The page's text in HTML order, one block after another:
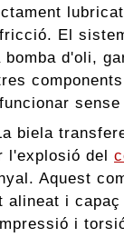
El
d'oli,
biela
l'explosió del
Aquest
alineat i
i